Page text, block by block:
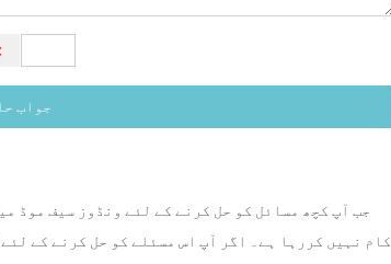
جواب
جب آپ کچھ مسائل کو حل کرنے کے لئے ونڈوز سیف موڈ
کام نہیں کررہا ہے۔ اگر آپ اس مسئلے کو حل کرنے کے